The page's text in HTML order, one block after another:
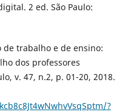
2 ed. São Paulo:
de trabalho e de ensino:
dos professores
v. 47, n.2, p. 01-20, 2018.
?